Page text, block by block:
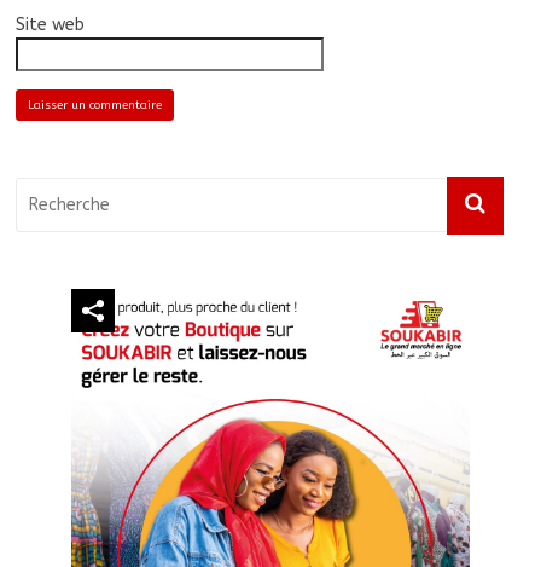
Site web